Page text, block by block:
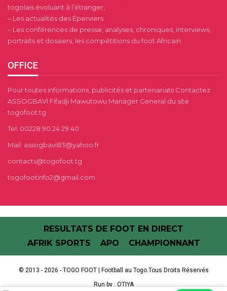
togolais évoluant à l’étranger,
– Les actualités des Éperviers
– Les conférences de presse, analyses, chroniques, interviews,
portraits et dossiers, les compétitions du foot Africain.
OFFICE
Pour toutes informations, publicités et partenariats Contactez
ASSOGBAVI Fifadji Mawutowu Manager General du site
togofoot.tg
Tel: 00228 90 24 29 40
Mail: assogbavi83@yahoo.fr
contacts@togofoot.tg
togofootinfo2@gmail.com
RESULTATS DE FOOT EN DIRECT
AFRIK SPORTS
APO CHAMPIONNANT
© 2013 - 2026 - TOGO FOOT | Football au Togo.Tous Droits Réservés
Run by : OTIYA